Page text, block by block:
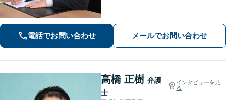
ください。きめ細やかで丁寧な対応が
モットーです。
電話でお問い合わせ メールでお問い合わせ
高橋 正樹 弁護
士
インタビューを見
る